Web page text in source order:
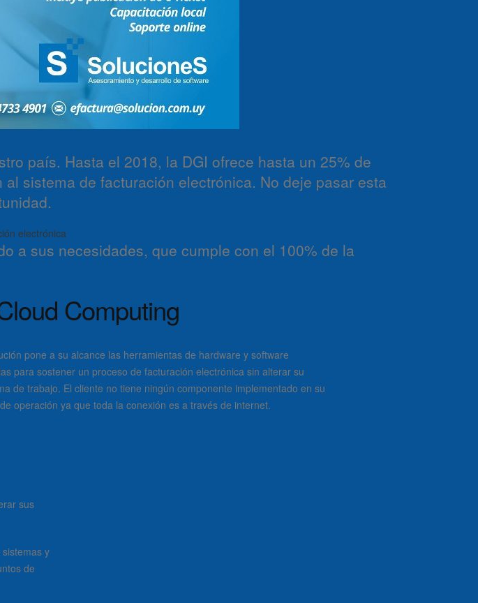
país. Hasta el 2018, la DGI ofrece hasta un 25% de
sistema de facturación electrónica. No deje pasar esta
a sus necesidades, que cumple con el 100% de la
Computing
pone a su alcance las herramientas de hardware y software
para sostener un proceso de facturación electrónica sin alterar su
de trabajo. El cliente no tiene ningún componente implementado en su
operación ya que toda la conexión es a través de internet.
sus
y
de